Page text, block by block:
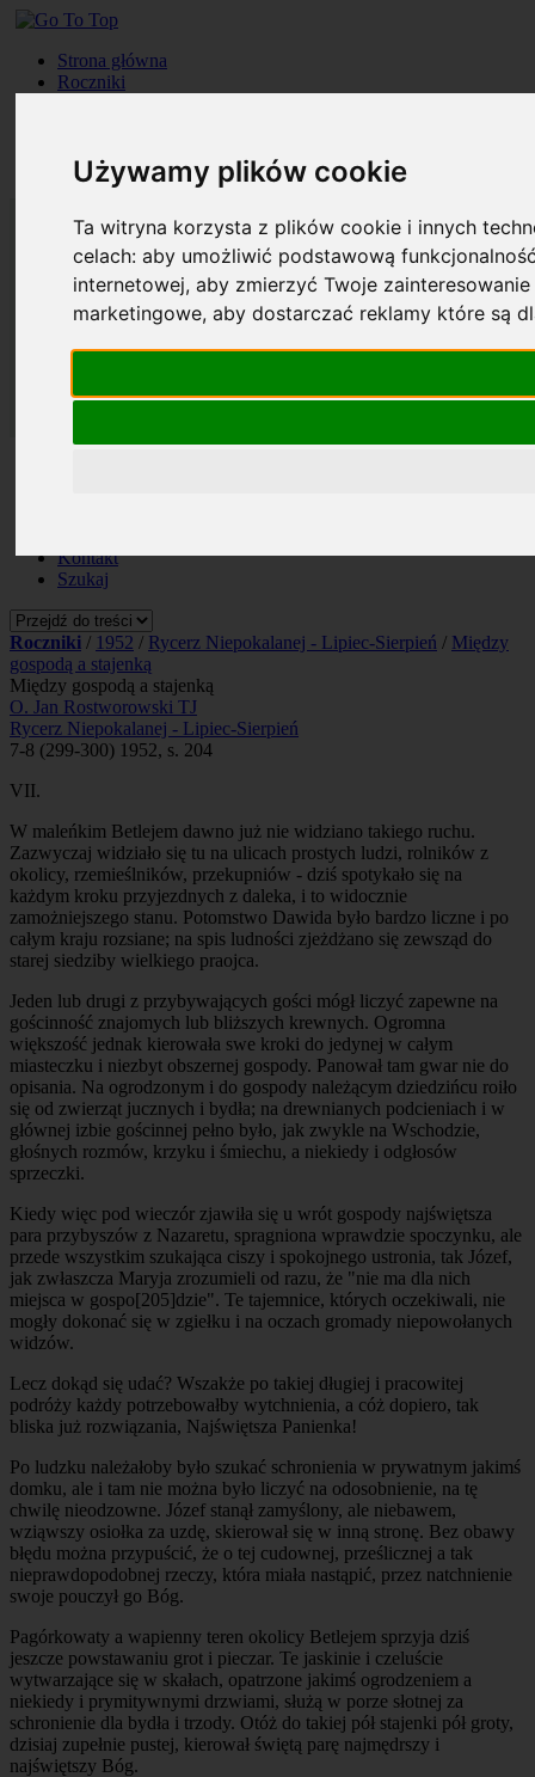
Używamy plików cookie
Ta witryna korzysta z plików cookie i innych
celach:aby umożliwić podstawową
internetowej,aby zmierzyć Twoje
marketingowe,aby dostarczać reklamy które są
Strona główna
Roczniki
Szukaj
Kontakt
Szukaj
Roczniki / 1952 / Rycerz Niepokalanej - Lipiec-Sierpień / Między
gospodą a stajenką
Między gospodą a stajenką
O. Jan Rostworowski TJ
Rycerz Niepokalanej - Lipiec-Sierpień
7-8 (299-300) 1952, s. 204
VII.
W maleńkim Betlejem dawno już nie widziano takiego ruchu.
Zazwyczaj widziało się tu na ulicach prostych ludzi, rolników z
okolicy, rzemieślników, przekupniów - dziś spotykało się na
każdym kroku przyjezdnych z daleka, i to widocznie
zamożniejszego stanu. Potomstwo Dawida było bardzo liczne i po
całym kraju rozsiane; na spis ludności zjeżdżano się zewsząd do
starej siedziby wielkiego praojca.
Jeden lub drugi z przybywających gości mógł liczyć zapewne na
gościnność znajomych lub bliższych krewnych. Ogromna
większość jednak kierowała swe kroki do jedynej w całym
miasteczku i niezbyt obszernej gospody. Panował tam gwar nie do
opisania. Na ogrodzonym i do gospody należącym dziedzińcu roiło
się od zwierząt jucznych i bydła; na drewnianych podcieniach i w
głównej izbie gościnnej pełno było, jak zwykle na Wschodzie,
głośnych rozmów, krzyku i śmiechu, a niekiedy i odgłosów
sprzeczki.
Kiedy więc pod wieczór zjawiła się u wrót gospody najświętsza
para przybyszów z Nazaretu, spragniona wprawdzie spoczynku, ale
przede wszystkim szukająca ciszy i spokojnego ustronia, tak Józef,
jak zwłaszcza Maryja zrozumieli od razu, że "nie ma dla nich
miejsca w gospo[205]dzie". Te tajemnice, których oczekiwali, nie
mogły dokonać się w zgiełku i na oczach gromady niepowołanych
widzów.
Lecz dokąd się udać? Wszakże po takiej długiej i pracowitej
podróży każdy potrzebowałby wytchnienia, a cóż dopiero, tak
bliska już rozwiązania, Najświętsza Panienka!
Po ludzku należałoby było szukać schronienia w prywatnym jakimś
domku, ale i tam nie można było liczyć na odosobnienie, na tę
chwilę nieodzowne. Józef stanął zamyślony, ale niebawem,
wziąwszy osiołka za uzdę, skierował się w inną stronę. Bez obawy
błędu można przypuścić, że o tej cudownej, prześlicznej a tak
nieprawdopodobnej rzeczy, która miała nastąpić, przez natchnienie
swoje pouczył go Bóg.
Pagórkowaty a wapienny teren okolicy Betlejem sprzyja dziś
jeszcze powstawaniu grot i pieczar. Te jaskinie i czeluście
wytwarzające się w skałach, opatrzone jakimś ogrodzeniem a
niekiedy i prymitywnymi drzwiami, służą w porze słotnej za
schronienie dla bydła i trzody. Otóż do takiej pół stajenki pół groty,
dzisiaj zupełnie pustej, kierował świętą parę najmędrszy i
najświętszy Bóg.